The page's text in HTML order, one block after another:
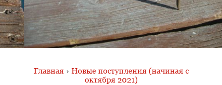
Главная › Новые поступления (начиная с
октября 2021)